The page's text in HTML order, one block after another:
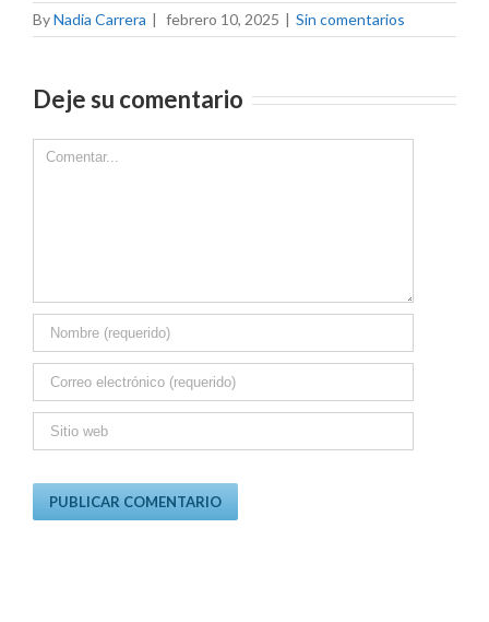
ByNadia Carrera | febrero 10, 2025 | Sin comentarios
Deje su comentario
Comment